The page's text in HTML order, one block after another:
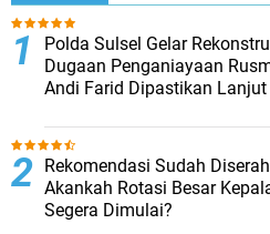
Polda Sulsel Gelar
Dugaan Penganiayaan
Andi Farid Dipastikan Lanjut
Rekomendasi Sudah
Akankah Rotasi Besar
Segera Dimulai?